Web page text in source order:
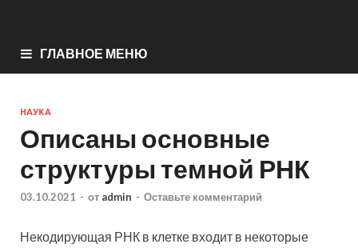
ГЛАВНОЕ МЕНЮ
НАУКА
Описаны основные
структуры темной РНК
03.10.2021 - от admin - Оставьте комментарий
Некодирующая РНК в клетке входит в некоторые